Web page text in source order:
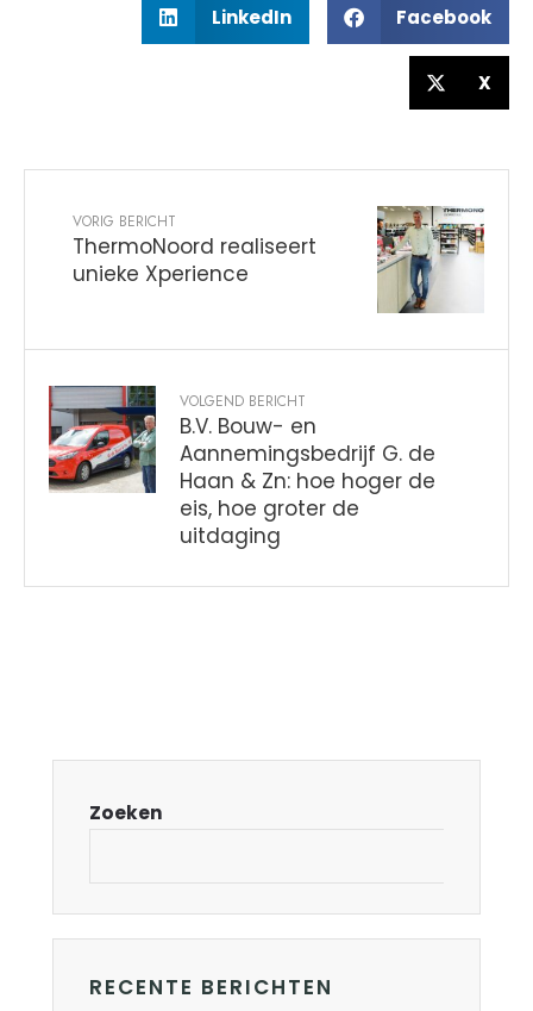
LinkedIn Facebook
X
VORIG BERICHT
ThermoNoord realiseert
unieke Xperience
VOLGEND BERICHT
B.V. Bouw- en
Aannemingsbedrijf G. de
Haan & Zn: hoe hoger de
eis, hoe groter de
uitdaging
Zoeken
RECENTE BERICHTEN